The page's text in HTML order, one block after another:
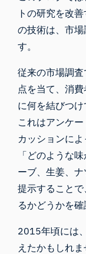
トの研究を改
の技術は、市
す。
従来の市場調
点を当て、消
に何を結びつけ
これはアンケ
カッションに
「どのような
ーブ、生姜、
提示すること
るかどうかを
2015年頃には
えたかもしれ